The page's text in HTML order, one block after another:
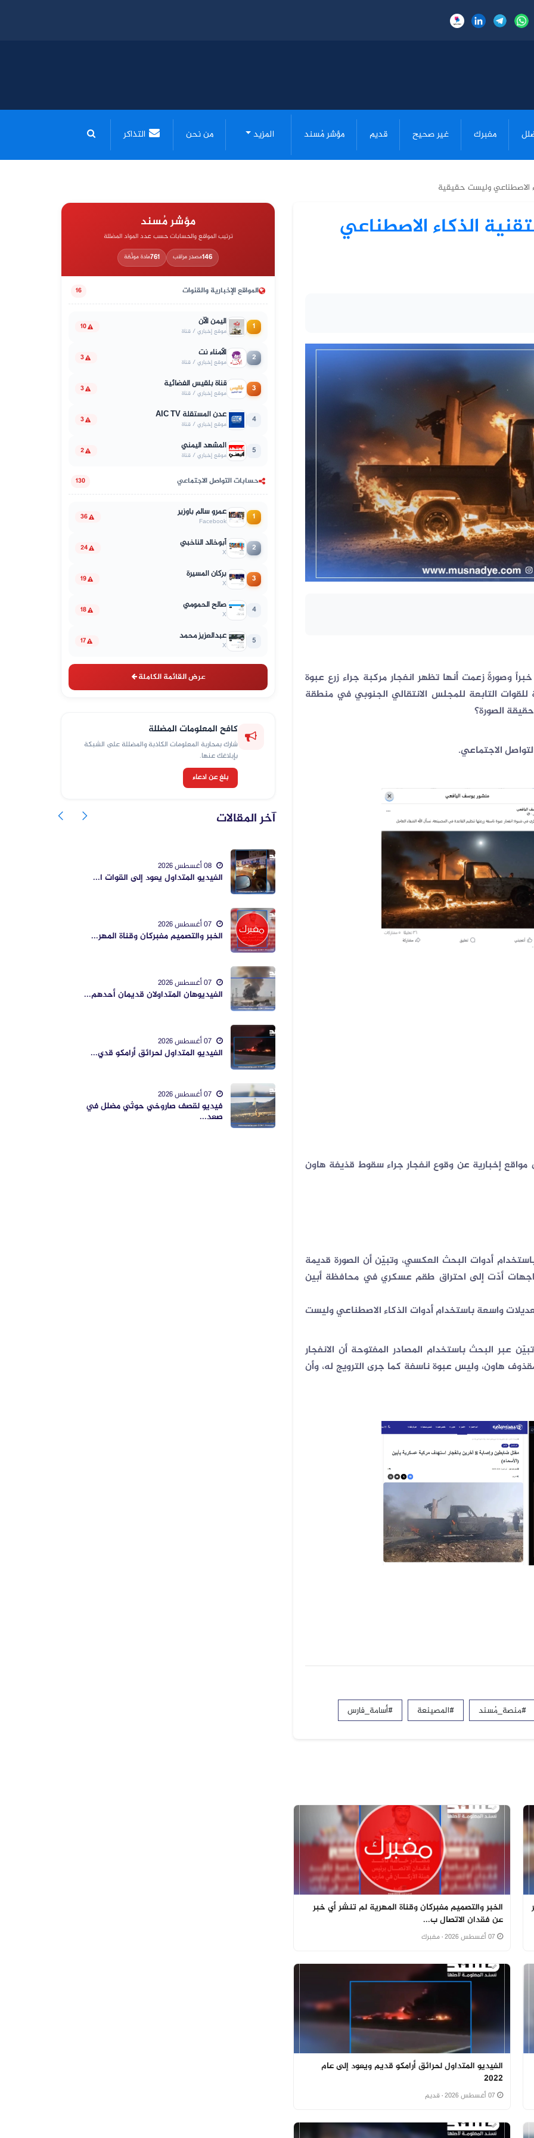
مفبرك غير صحيح قديم مؤشر مُسند المزيد من نحن التذاكر
الاصطناعي وليست حقيقية
الذكاء الاصطناعي
وصورةً زعمت أنها تظهر انفجار مركبة جراء زرع عبوة
التابعة للمجلس الانتقالي الجنوبي في منطقة
الصورة؟
الاجتماعي.
مواقع إخبارية عن وقوع انفجار جراء سقوط قذيفة هاون
أدوات البحث العكسي، وتبيّن أن الصورة قديمة
2024، وهي تعود لمواجهات أدّت إلى احتراق طقم عسكري في محافظة أبين
واسعة باستخدام أدوات الذكاء الاصطناعي وليست
عبر البحث باستخدام المصادر المفتوحة أن الانفجار
هاون، وليس عبوة ناسفة كما جرى الترويج له، وأن
#منصة_مُسند #المصينعة #أسامة_فارس
الخبر والتصميم مفبركان وقناة المهرية لم تنشر أي خبر
عن فقدان الاتصال ب...
· مفبرك
الفيديو المتداول لحرائق أرامكو قديم ويعود إلى عام
2022
· قديم
مؤشر مُسند
ترتيب المواقع والحسابات حسب عدد المواد المضللة
146مصدر مراقب 761مادة موثّقة
المواقع الإخبارية والقنوات 16
1 اليمن الآن
موقع إخباري / قناة 10
2 الأمناء نت
موقع إخباري / قناة 3
3 قناة بلقيس الفضائية
موقع إخباري / قناة 3
4 عدن المستقلة AIC TV
موقع إخباري / قناة 3
5 المشهد اليمني
موقع إخباري / قناة 2
حسابات التواصل الاجتماعي 130
1 عمرو سالم باوزير
Facebook
36
2 أبوخالد الناخبي
X
24
3 بركان المسيرة
X
19
4 صالح الحمومي
X
18
5 عبدالعزيز محمد
X
17
عرض القائمة الكاملة
كافح المعلومات المضللة
شارك بمحاربة المعلومات الكاذبة والمضللة على الشبكة
بإبلاغك عنها.
بلغ عن ادعاء
آخر المقالات
06 أغسطس 2026
فيديو لنهب أسلحة وذخائر قديم وليس...
فيديو زُعم أنه يُظهر دخول أرتال عس...
الفيديو المتداول يعود إلى القوات ا...
الخبر والتصميم مفبركان وقناة المهر...
الفيديوهان المتداولان قديمان أحدهم...
الفيديو المتداول لحرائق أرامكو قدي...
فيديو لقصف صاروخي حوثي مضلل في
صعد...